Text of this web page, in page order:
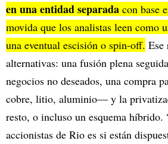
en una entidad separada con base
movida que los analistas leen como
una eventual escisión o spin-off. Ese
alternativas: una fusión plena
negocios no deseados, una compra
cobre, litio, aluminio— y la
resto, o incluso un esquema híbrido.
accionistas de Rio es si están